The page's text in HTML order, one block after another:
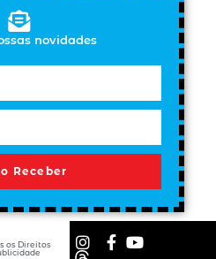
novidades
Receber
os Direitos